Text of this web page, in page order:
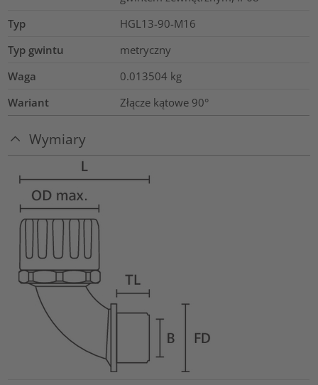
Typ
HGL13-90-M16
Typ gwintu
metryczny
Waga
0.013504 kg
Wariant
Złącze kątowe 90°
Wymiary